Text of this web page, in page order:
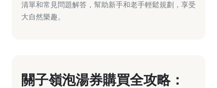
清單和常見問題解答，幫助新手和老手輕鬆規劃，享受
大自然樂趣。
關子嶺泡湯券購買全攻略：